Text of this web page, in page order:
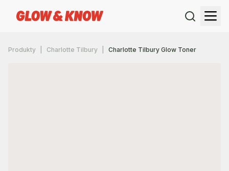
Produkty Charlotte Tilbury Charlotte Tilbury Glow Toner